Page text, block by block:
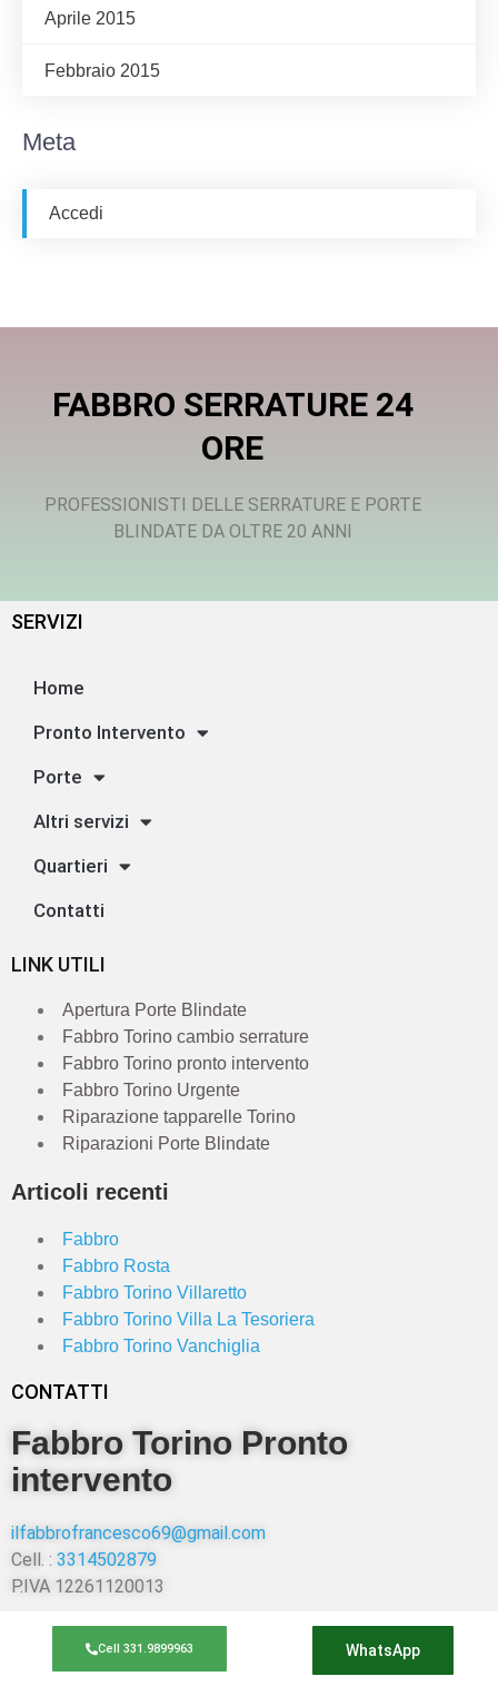
Aprile 2015
Febbraio 2015
Meta
Accedi
FABBRO SERRATURE 24
ORE
PROFESSIONISTI DELLE SERRATURE E PORTE
BLINDATE DA OLTRE 20 ANNI
SERVIZI
Home
Pronto Intervento
Porte
Altri servizi
Quartieri
Contatti
LINK UTILI
Apertura Porte Blindate
Fabbro Torino cambio serrature
Fabbro Torino pronto intervento
Fabbro Torino Urgente
Riparazione tapparelle Torino
Riparazioni Porte Blindate
Articoli recenti
Fabbro
Fabbro Rosta
Fabbro Torino Villaretto
Fabbro Torino Villa La Tesoriera
Fabbro Torino Vanchiglia
CONTATTI
Fabbro Torino Pronto
intervento
ilfabbrofrancesco69@gmail.com
Cell. : 3314502879
P.IVA 12261120013
Cell 331.9899963 WhatsApp